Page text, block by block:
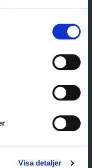
Visa detaljer
Customer service